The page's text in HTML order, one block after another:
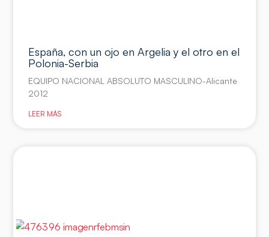
España, con un ojo en Argelia y el otro en el
Polonia-Serbia
EQUIPO NACIONAL ABSOLUTO MASCULINO-Alicante
2012
LEER MÁS